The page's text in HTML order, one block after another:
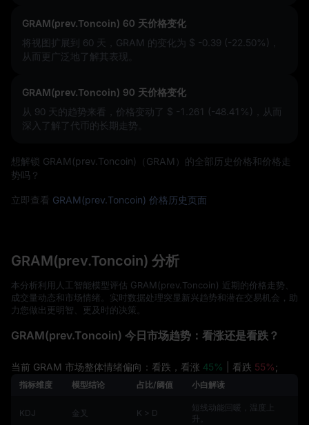
GRAM(prev.Toncoin) 60 天价格变化
将视图扩展到 60 天，GRAM 的变化为 $ -0.39 (-22.50%)
从而更广泛地了解其表现。
GRAM(prev.Toncoin) 90 天价格变化
从 90 天的趋势来看，价格变动了 $ -1.261 (-48.41%)
，从而
深入了解了代币的长期走势。
想解锁 GRAM(prev.Toncoin)（GRAM）的全部历史价格和价格走
势吗？
立即查看 GRAM(prev.Toncoin) 价格历史页面
GRAM(prev.Toncoin) 分析
本分析利用人工智能模型评估 GRAM(prev.Toncoin) 近期的价格走势、
成交量动态和市场情绪。实时数据处理突显新兴趋势和潜在交易机会，助
力您做出更明智、更及时的决策。
GRAM(prev.Toncoin) 今日市场趋势：看涨还是看跌？
当前 GRAM 市场整体情绪偏向：看跌，看涨 45% | 看跌 55%;
指标维度 模型结论 占比/阈值 小白解读
KDJ 金叉 K > D
短线动能回暖，温度上
升。